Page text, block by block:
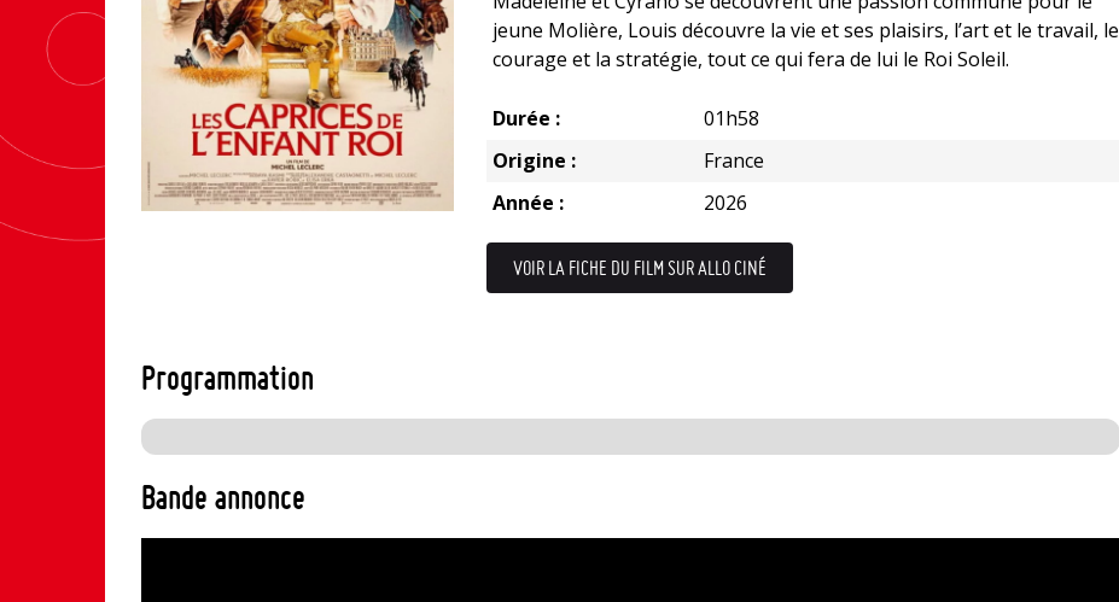
jeune Molière, Louis découvre la vie et ses plaisirs, l’art et le travail, le
courage et la stratégie, tout ce qui fera de lui le Roi Soleil.
Durée :
01h58
Origine :
France
Année :
2026
VOIR LA FICHE DU FILM SUR ALLO CINÉ
Programmation
Bande annonce